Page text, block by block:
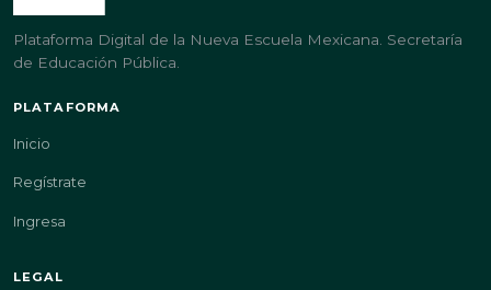
Plataforma Digital de la Nueva Escuela Mexicana. Secretaría
de Educación Pública.
PLATAFORMA
Inicio
Regístrate
Ingresa
LEGAL